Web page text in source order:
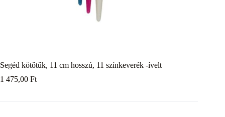
Segéd kötőtűk, 11 cm hosszú, 11 színkeverék -ívelt
1 475,00 Ft